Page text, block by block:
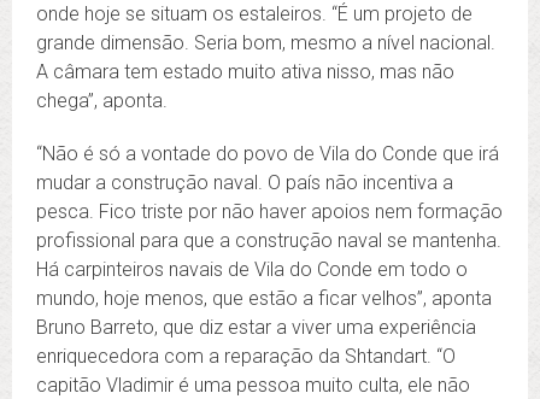
onde hoje se situam os estaleiros. “É um projeto de
grande dimensão. Seria bom, mesmo a nível nacional.
A câmara tem estado muito ativa nisso, mas não
chega”, aponta.
“Não é só a vontade do povo de Vila do Conde que irá
mudar a construção naval. O país não incentiva a
pesca. Fico triste por não haver apoios nem formação
profissional para que a construção naval se mantenha.
Há carpinteiros navais de Vila do Conde em todo o
mundo, hoje menos, que estão a ficar velhos”, aponta
Bruno Barreto, que diz estar a viver uma experiência
enriquecedora com a reparação da Shtandart. “O
capitão Vladimir é uma pessoa muito culta, ele não